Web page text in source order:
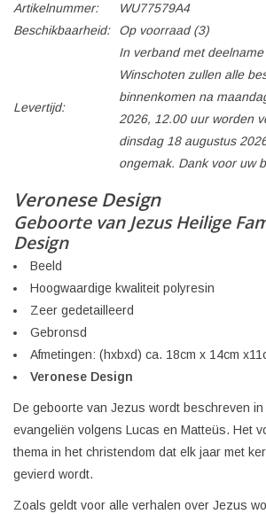
Artikelnummer:
WU77579A4
Beschikbaarheid:
Op voorraad(3)
Levertijd:
In verband met
Winschoten zullen alle
binnenkomen na
2026, 12.00 uur worden
dinsdag 18 augustus
ongemak. Dank voor uw
Veronese Design
Geboorte van Jezus Heilige
Design
Beeld
Hoogwaardige kwaliteit polyresin
Zeer gedetailleerd
Gebronsd
Afmetingen: (hxbxd) ca. 18cm x 14cm
Veronese Design
De geboorte van Jezus wordt beschreven
evangeliën volgens Lucas en Matteüs. Het
thema in het christendom dat elk jaar met
gevierd wordt.
Zoals geldt voor alle verhalen over Jezus